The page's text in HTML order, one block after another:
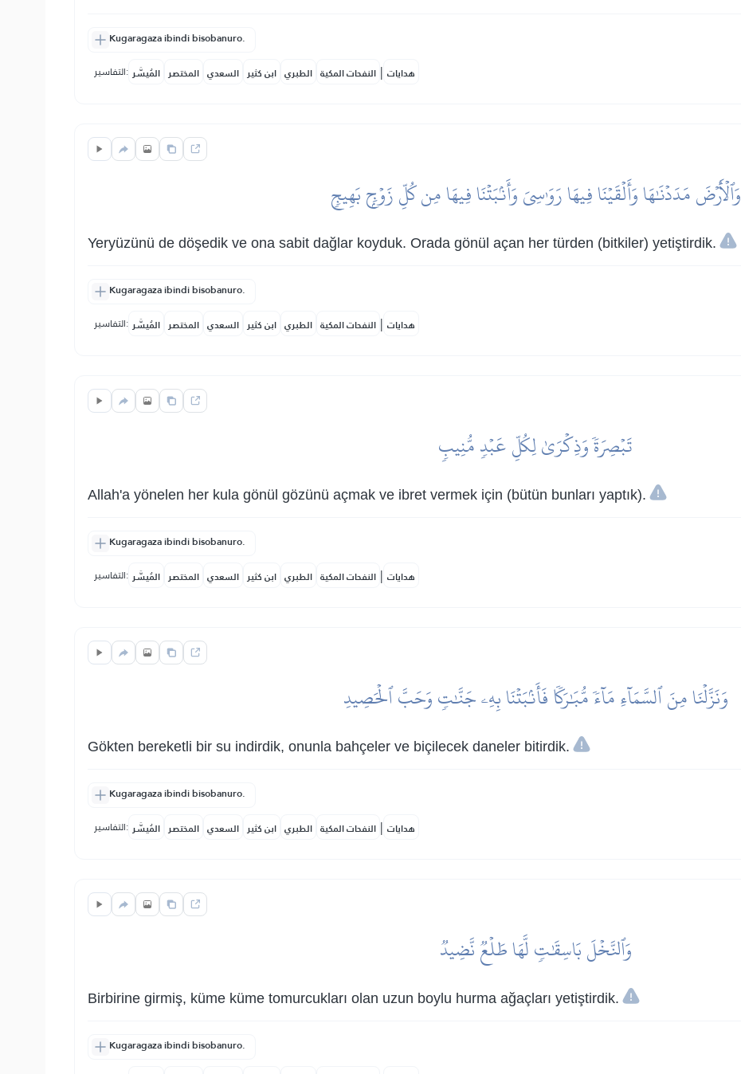
Kugaragaza ibindi bisobanuro.
التفاسير: المُيسَّر المختصر السعدي ابن كثير الطبري النفحات المكية | هدايات
وَٱلۡأَرۡضَ مَدَدۡنَٰهَا وَأَلۡقَيۡنَا فِيهَا رَوَٰسِيَ وَأَنۢبَتۡنَا فِيهَا مِن كُلِّ زَوۡجِۭ بَهِيجٖ
Yeryüzünü de döşedik ve ona sabit dağlar koyduk. Orada gönül açan her türden (bitkiler) yetiştirdik.
Kugaragaza ibindi bisobanuro.
التفاسير: المُيسَّر المختصر السعدي ابن كثير الطبري النفحات المكية | هدايات
تَبۡصِرَةٗ وَذِكۡرَىٰ لِكُلِّ عَبۡدٖ مُّنِيبٖ
Allah'a yönelen her kula gönül gözünü açmak ve ibret vermek için (bütün bunları yaptık).
Kugaragaza ibindi bisobanuro.
التفاسير: المُيسَّر المختصر السعدي ابن كثير الطبري النفحات المكية | هدايات
وَنَزَّلۡنَا مِنَ ٱلسَّمَآءِ مَآءٗ مُّبَٰرَكٗا فَأَنۢبَتۡنَا بِهِۦ جَنَّٰتٖ وَحَبَّ ٱلۡحَصِيدِ
Gökten bereketli bir su indirdik, onunla bahçeler ve biçilecek daneler bitirdik.
Kugaragaza ibindi bisobanuro.
التفاسير: المُيسَّر المختصر السعدي ابن كثير الطبري النفحات المكية | هدايات
وَٱلنَّخۡلَ بَاسِقَٰتٖ لَّهَا طَلۡعٞ نَّضِيدٞ
Birbirine girmiş, küme küme tomurcukları olan uzun boylu hurma ağaçları yetiştirdik.
Kugaragaza ibindi bisobanuro.